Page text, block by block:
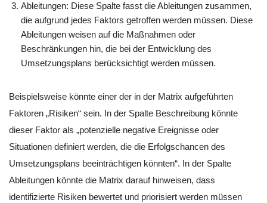
Ableitungen: Diese Spalte fasst die Ableitungen zusammen,
die aufgrund jedes Faktors getroffen werden müssen. Diese
Ableitungen weisen auf die Maßnahmen oder
Beschränkungen hin, die bei der Entwicklung des
Umsetzungsplans berücksichtigt werden müssen.
Beispielsweise könnte einer der in der Matrix aufgeführten
Faktoren „Risiken“ sein. In der Spalte Beschreibung könnte
dieser Faktor als „potenzielle negative Ereignisse oder
Situationen definiert werden, die die Erfolgschancen des
Umsetzungsplans beeinträchtigen könnten“. In der Spalte
Ableitungen könnte die Matrix darauf hinweisen, dass
identifizierte Risiken bewertet und priorisiert werden müssen